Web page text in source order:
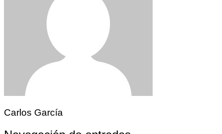
Carlos García